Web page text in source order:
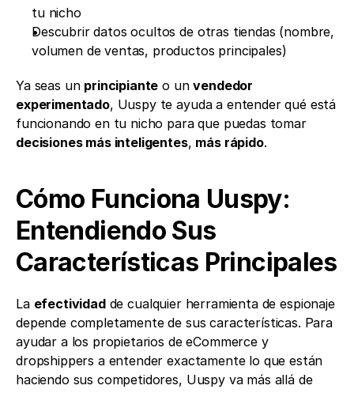
tu nicho
Descubrir datos ocultos de otras tiendas (nombre,
volumen de ventas, productos principales)
Ya seas un principiante o un vendedor
experimentado, Uuspy te ayuda a entender qué está
funcionando en tu nicho para que puedas tomar
decisiones más inteligentes, más rápido.
Cómo Funciona Uuspy:
Entendiendo Sus
Características Principales
La efectividad de cualquier herramienta de espionaje
depende completamente de sus características. Para
ayudar a los propietarios de eCommerce y
dropshippers a entender exactamente lo que están
haciendo sus competidores, Uuspy va más allá de